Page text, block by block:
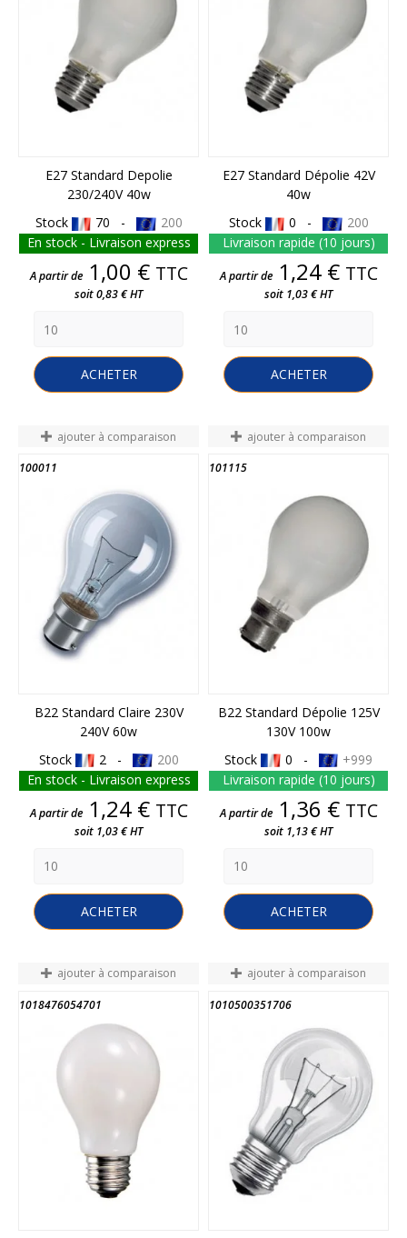
E27 Standard Depolie
230/240V 40w
Stock
70 -
200
En stock - Livraison express
Prix
A partir de 1,00 € TTC
soit 0,83 € HT
ACHETER
E27 Standard Dépolie 42V
40w
Stock
0 -
200
Livraison rapide (10 jours)
Prix
A partir de 1,24 € TTC
soit 1,03 € HT
ACHETER
ajouter à comparaison
100011 FIN DE STOCK
B22 Standard Claire 230V
240V 60w
Stock
2 -
200
En stock - Livraison express
Prix
A partir de 1,24 € TTC
soit 1,03 € HT
ACHETER
ajouter à comparaison
101115
B22 Standard Dépolie 125V
130V 100w
Stock
0 -
+999
Livraison rapide (10 jours)
Prix
A partir de 1,36 € TTC
soit 1,13 € HT
ACHETER
ajouter à comparaison
1018476054701
ajouter à comparaison
1010500351706